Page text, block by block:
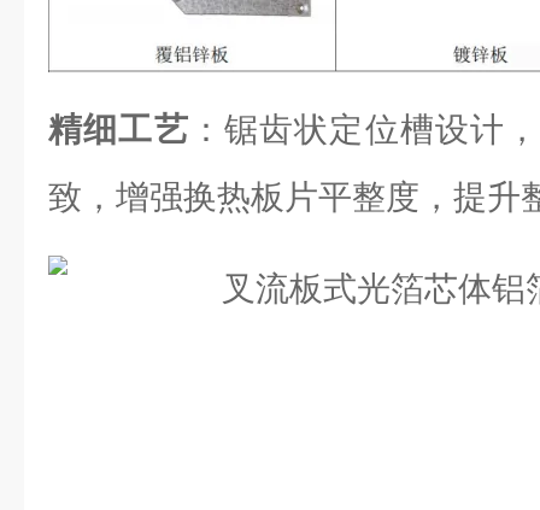
精细工艺 ：锯齿状定位槽设计
致，增强换热板片平整度，提升